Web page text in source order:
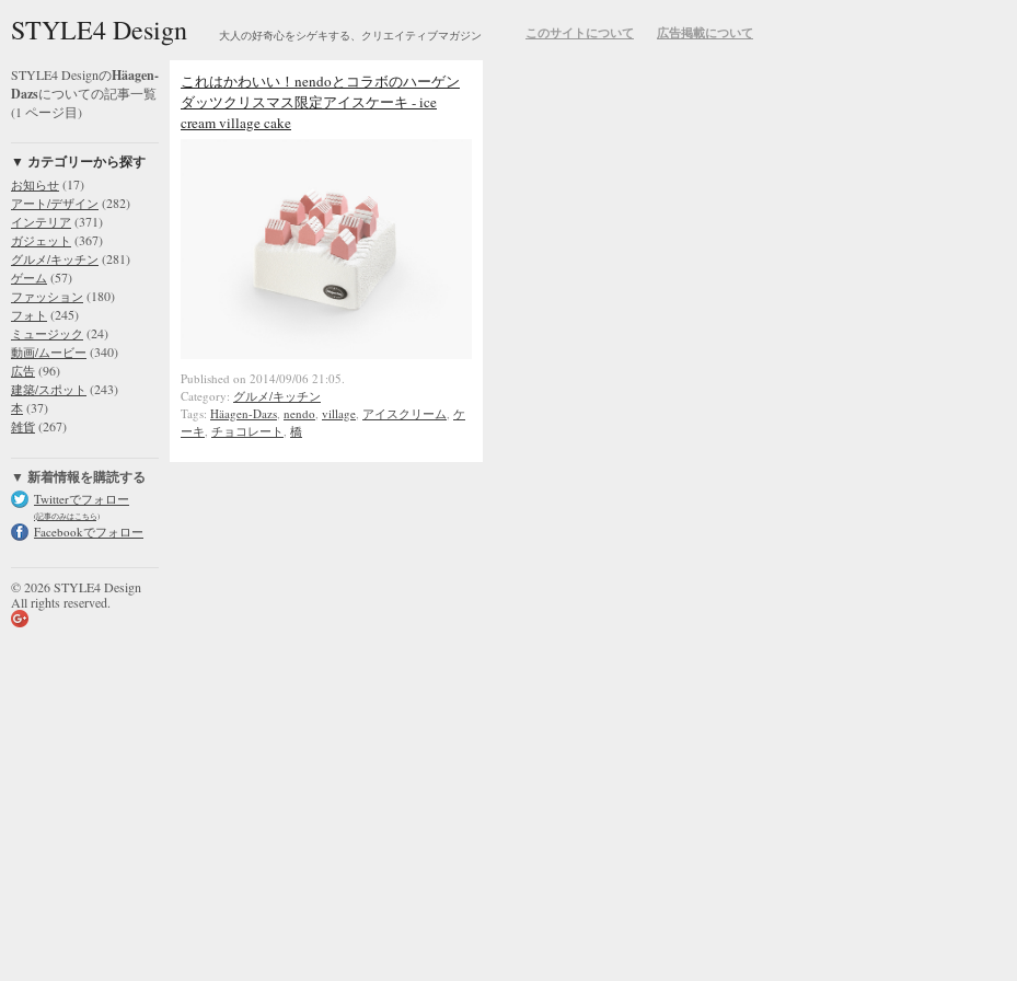
STYLE4 Design 大人の好奇心をシゲキする、クリエイティブマガジン このサイトについて 広告掲載について
STYLE4 DesignのHäagen-
Dazsについての記事一覧
(1 ページ目)
▼ カテゴリーから探す
お知らせ (17)
アート/デザイン (282)
インテリア (371)
ガジェット (367)
グルメ/キッチン (281)
ゲーム (57)
ファッション (180)
フォト (245)
ミュージック (24)
動画/ムービー (340)
広告 (96)
建築/スポット (243)
本 (37)
雑貨 (267)
▼ 新着情報を購読する
Twitterでフォロー
(記事のみはこちら)
Facebookでフォロー
© 2026 STYLE4 Design
All rights reserved.
これはかわいい！nendoとコラボのハーゲン
ダッツクリスマス限定アイスケーキ - ice
cream village cake
Published on 2014/09/06 21:05.
Category: グルメ/キッチン
Tags: Häagen-Dazs nendo village アイスクリーム ケ
ーキ チョコレート 橋